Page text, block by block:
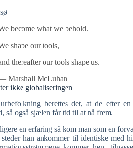
become what we behold.
shape our tools,
thereafter our tools shape us.
Marshall McLuhan
ikke globaliseringen
berettes det, at de efter
så også sjælen får tid til at nå frem.
en erfaring så kom man som en
han ankommer til identiske med